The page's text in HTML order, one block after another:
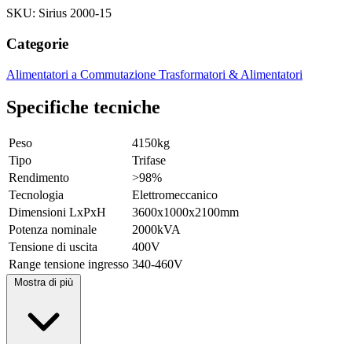
SKU: Sirius 2000-15
Categorie
Alimentatori a Commutazione Trasformatori & Alimentatori
Specifiche tecniche
Peso
4150kg
Tipo
Trifase
Rendimento
>98%
Tecnologia
Elettromeccanico
Dimensioni LxPxH
3600x1000x2100mm
Potenza nominale
2000kVA
Tensione di uscita
400V
Range tensione ingresso 340-460V
Mostra di più